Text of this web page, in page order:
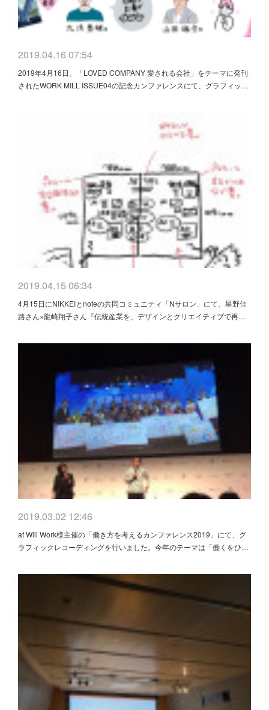
2019.04.16 07:54
2019年4月16日、「LOVED COMPANY 愛される会社」をテーマに発刊
されたWORK MILL ISSUE04の記念カンファレンスにて、グラフィッ…
2019.04.15 06:34
4月15日にNIKKEIとnoteの共同コミュニティ「Nサロン」にて、星野佳
路さん×龍崎翔子さん『伝統産業を、デザインとクリエイティブで再…
2019.03.02 12:46
at Will Work様主催の「働き方を考えるカンファレンス2019」にて、グ
ラフィックレコーディングを行いました。今年のテーマは「働くをひ…